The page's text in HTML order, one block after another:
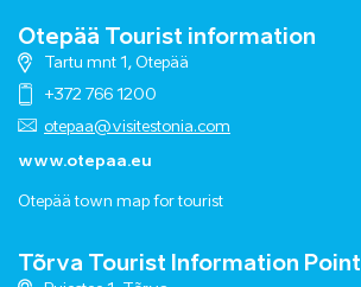
Otepää Tourist information
Tartu mnt 1, Otepää
+372 766 1200
otepaa@visitestonia.com
www.otepaa.eu
Otepää town map for tourist
Tõrva Tourist Information Point